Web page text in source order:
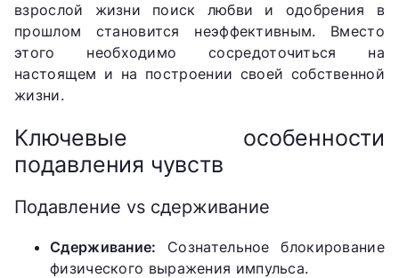
взрослой жизни поиск любви и одобрения в
прошлом становится неэффективным. Вместо
этого необходимо сосредоточиться на
настоящем и на построении своей собственной
жизни.
Ключевые особенности
подавления чувств
Подавление vs сдерживание
Сдерживание: Сознательное блокирование
физического выражения импульса.